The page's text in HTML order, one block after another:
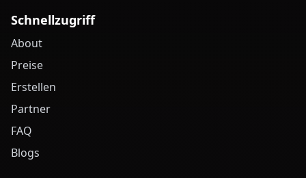
Schnellzugriff
About
Preise
Erstellen
Partner
FAQ
Blogs